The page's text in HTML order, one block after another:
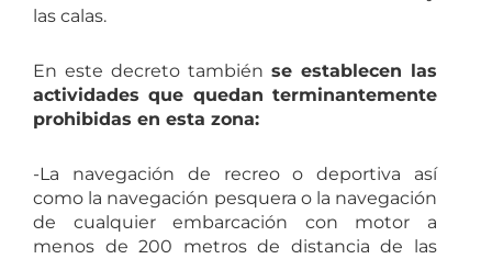
las calas.
En este decreto también se establecen las
actividades que quedan terminantemente
prohibidas en esta zona:
-La navegación de recreo o deportiva así
como la navegación pesquera o la navegación
de cualquier embarcación con motor a
menos de 200 metros de distancia de las